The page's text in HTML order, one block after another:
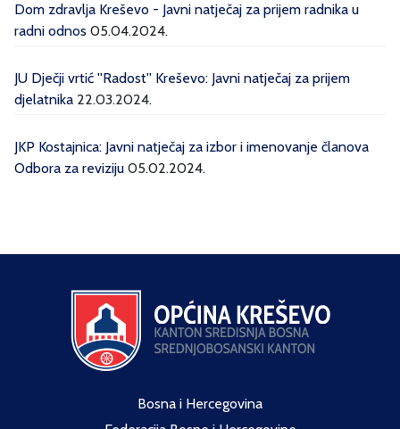
Dom zdravlja Kreševo - Javni natječaj za prijem radnika u
radni odnos 05.04.2024.
JU Dječji vrtić ''Radost'' Kreševo: Javni natječaj za prijem
djelatnika 22.03.2024.
JKP Kostajnica: Javni natječaj za izbor i imenovanje članova
Odbora za reviziju 05.02.2024.
Bosna i Hercegovina